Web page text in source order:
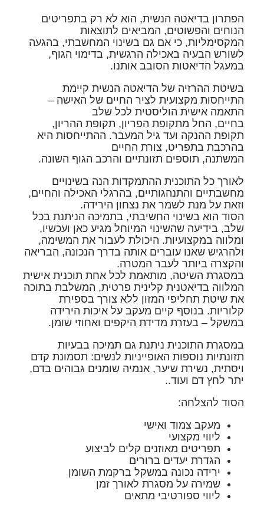
הפתרון בדיאטה הנשית, הוא לא רק בתפריטים
הנוחים והפשוטים, המביאים לתוצאות
המקסימליות, כי אם גם בשינוי המחשבתי, בהגעה
לשורש הבעיה באכילה הרגשית, בדימוי הגוף,
במעגל הדיאטות הסובב אותנו.
בשיטת ההרזיה של הדיאטה הנשית קיימת
התייחסות מקצועית לציר החיים של האישה –
התאמה אישית הוליסטית לכל שלב
בחיים, החל מתקופת הפריון, תקופת ההריון,
תקופת ההנקה ועד גיל המעבר. ההתייחסות היא
בהרכבת בתפריט, צורת החיים
המשתנה, תוספים תזונתיים והרכב הגוף השונה.
לאורך כל התוכנית ההתמקדות הנה בשינויים
מחשבתיים והתנהגותיים, בהרגלי האכילה והחיים,
וזאת על מנת לשמר את נצחון הירידה.
הסוד הוא בשינוי החשיבתי, בתמיכה הניתנת בכל
שלב, בידיעה שהשינוי המיוחל מגיע כאן ועכשיו,
ומלווה במקצועיות. היכולת לעבור את המשימה,
ולהרגיש שאנו עוברים אותה בדרך הנכונה, הבריאה
והקצרה ביותר לעבר המטרה.
במסגרת השיטה, מותאמת לכל אחת תוכנית אישית
המלווהבדיאטנית קלינית פרטית, המשלבת בתוכה
את שיטת תחליפי המזון ללא צורך בספירת
קלוריות. בנוסף קיים מעקב על איכות הירידה
במשקל – בעזרת מדידת היקפים ואחוזי שומן.
במסגרת התוכנית ניתנת גם תמיכה בבעיות
תזונתיות נוספות האופייניות לנשים: תסמונת קדם
ויסתית, נשירת שיער, אנמיה שומנים גבוהים בדם,
יתר לחץ דם ועוד..
הסוד להצלחה:
מעקב צמוד ואישי
ליווי מקצועי
תפריטים מאוזנים קלים לביצוע
הגדרת יעדים ברורים
ירידה נכונה במשקל ברקמת השומן
שמירה על מסגרת לאורך זמן
ליווי ספורטיבי מתאים